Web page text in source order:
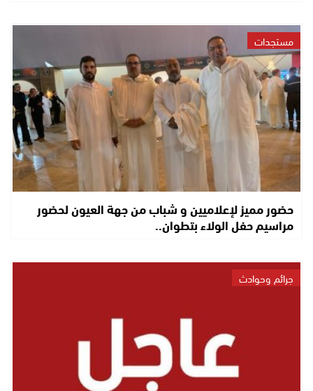
مستجدات
حضور مميز لإعلاميين و شباب من جهة العيون لحضور
مراسيم حفل الولاء بتطوان..
جرائم وحوادث